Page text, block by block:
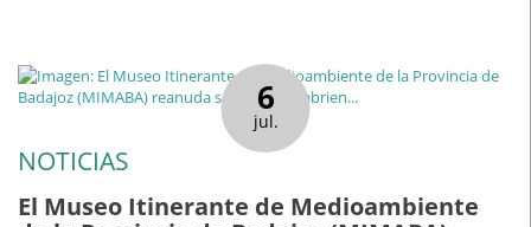
6
jul.
NOTICIAS
El Museo Itinerante de Medioambiente